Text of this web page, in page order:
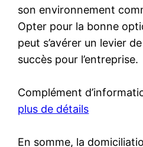
son environnement
Opter pour la bonne
peut s’avérer un levier
succès pour l’entreprise.
Complément
plus de détails
En somme, la